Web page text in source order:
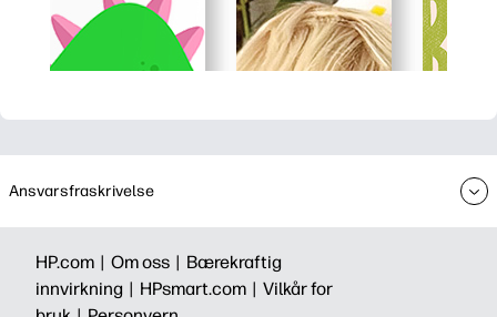
Ansvarsfraskrivelse
HP.com | Om oss | Bærekraftig
innvirkning | HPsmart.com | Vilkår for